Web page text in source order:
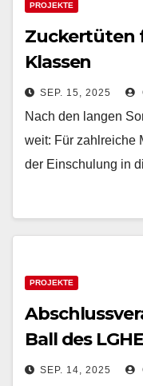
PROJEKTE
Zuckertüten
Klassen
SEP. 15, 2025
Nach den langen
weit: Für zahlreiche
der Einschulung in
PROJEKTE
Ball des LGHE
SEP. 14, 2025